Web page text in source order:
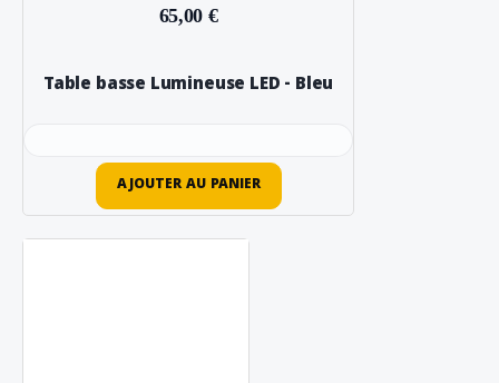
65,00 €
Table basse Lumineuse LED - Bleu
AJOUTER AU PANIER